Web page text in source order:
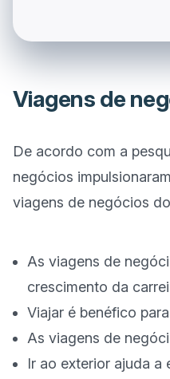
Viagens de
De acordo com a
negócios
viagens de negócios
As viagens de
crescimento da
Viajar é benéfico
As viagens de
Ir ao exterior ajuda a